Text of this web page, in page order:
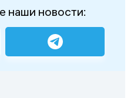
наши новости: